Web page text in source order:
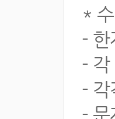
*
- 한
- 각
- 각
- 문